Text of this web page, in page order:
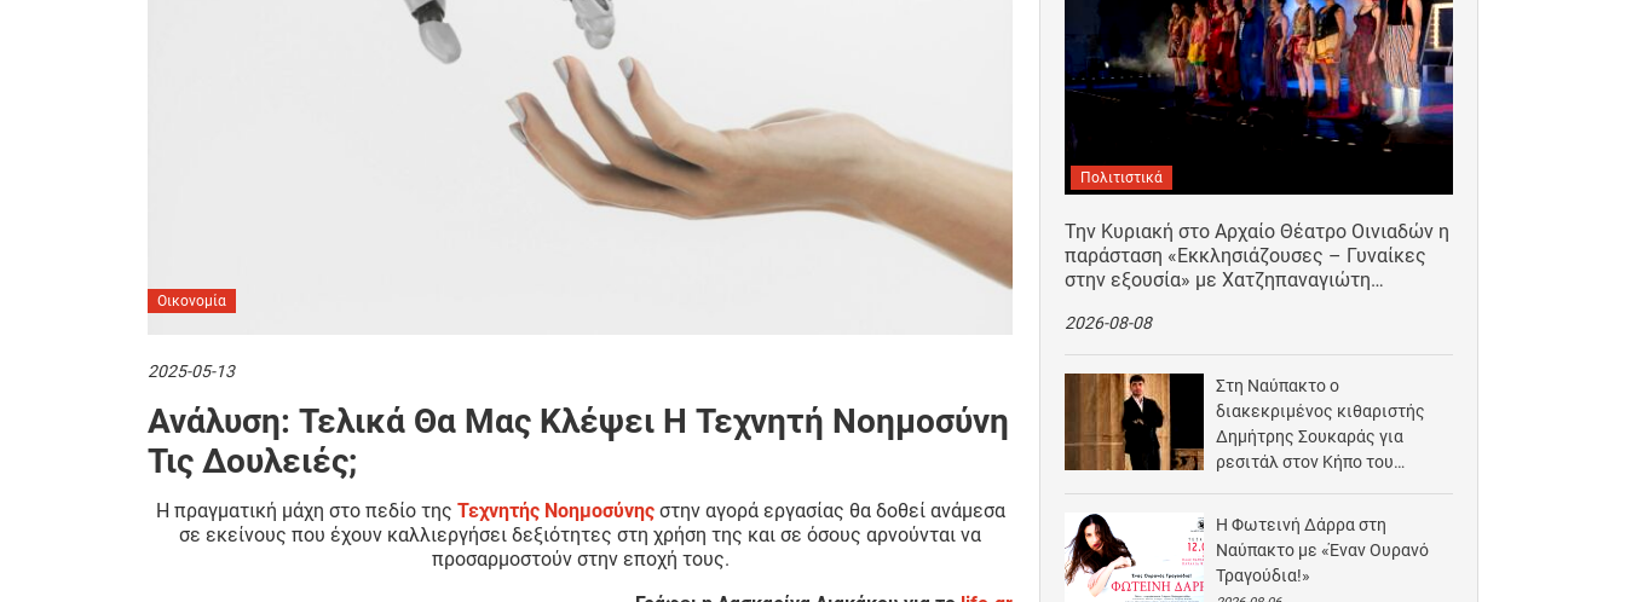
Οικονομία
2025-05-13
Ανάλυση: Τελικά Θα Μας Κλέψει Η Τεχνητή Νοημοσύνη
Τις Δουλειές;
Η πραγματική μάχη στο πεδίο της Τεχνητής Νοημοσύνηςστην αγορά εργασίας θα δοθεί ανάμεσα
σε εκείνους που έχουν καλλιεργήσει δεξιότητες στη χρήση της και σε όσους αρνούνται να
προσαρμοστούν στην εποχή τους.
Πολιτιστικά
Την Κυριακή στο Αρχαίο Θέατρο Οινιαδών η
παράσταση «Εκκλησιάζουσες – Γυναίκες
στην εξουσία» με Χατζηπαναγιώτη…
2026-08-08
Στη Ναύπακτο ο
διακεκριμένος κιθαριστής
Δημήτρης Σουκαράς για
ρεσιτάλ στον Κήπο του
Η Φωτεινή Δάρρα στη
Ναύπακτο με «Έναν Ουρανό
Τραγούδια!»